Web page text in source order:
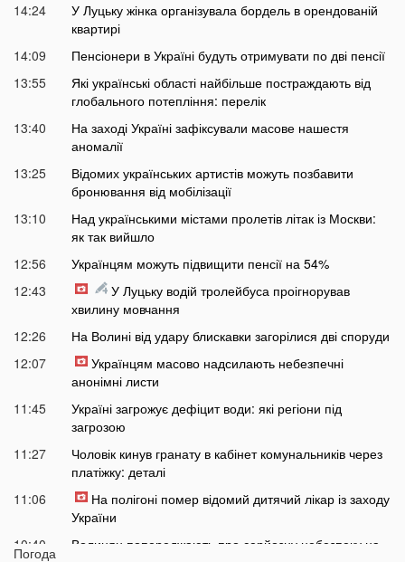
14:24
У Луцьку жінка організувала бордель в орендованій
квартирі
14:09
Пенсіонери в Україні будуть отримувати по дві пенсії
13:55
Які українські області найбільше постраждають від
глобального потепління: перелік
13:40
На заході Україні зафіксували масове нашестя
аномалії
13:25
Відомих українських артистів можуть позбавити
бронювання від мобілізації
13:10
Над українськими містами пролетів літак із Москви:
як так вийшло
12:56
Українцям можуть підвищити пенсії на 54%
12:43
У Луцьку водій тролейбуса проігнорував
хвилину мовчання
12:26
На Волині від удару блискавки загорілися дві споруди
12:07
Українцям масово надсилають небезпечні
анонімні листи
11:45
Україні загрожує дефіцит води: які регіони під
загрозою
11:27
Чоловік кинув гранату в кабінет комунальників через
платіжку: деталі
11:06
На полігоні помер відомий дитячий лікар із заходу
України
10:40
Волинян попереджають про серйозну небезпеку на
Погода